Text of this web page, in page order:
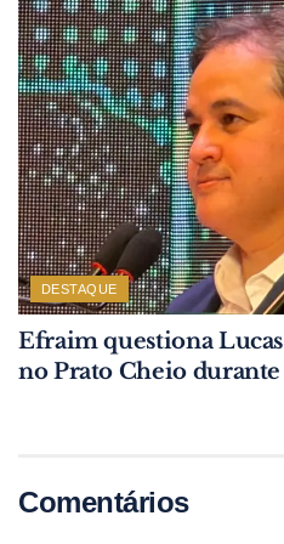
DESTAQUE
Efraim questiona
no Prato Cheio durante
Comentários